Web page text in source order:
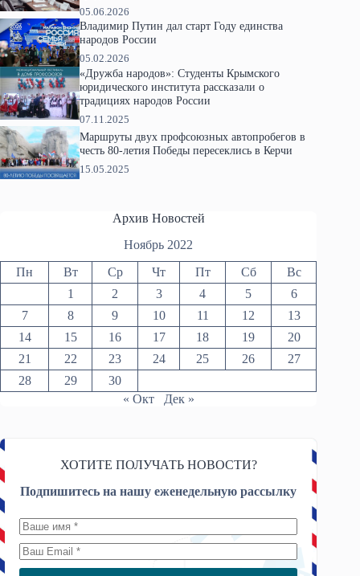
05.06.2026
Владимир Путин дал старт Году единства
народов России
05.02.2026
«Дружба народов»: Студенты Крымского
юридического института рассказали о
традициях народов России
07.11.2025
Маршруты двух профсоюзных автопробегов в
честь 80-летия Победы пересеклись в Керчи
15.05.2025
Архив Новостей
Ноябрь 2022
Пн Вт Ср Чт Пт Сб
Вс
1
2 3 4 5
6
7
8 9 10 11 12
13
14
15 16 17 18 19
20
21
22 23 24 25 26
27
28
29
30
« Окт
Дек »
ХОТИТЕ ПОЛУЧАТЬ НОВОСТИ?
Подпишитесь на нашу еженедельную рассылку